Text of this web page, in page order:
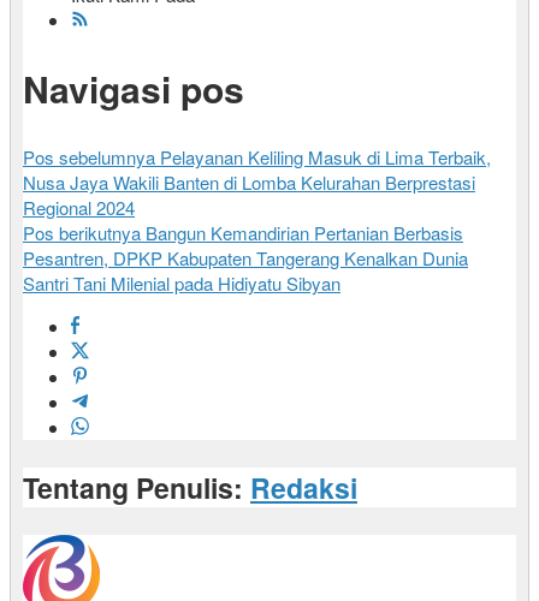
Navigasi pos
Pos sebelumnya Pelayanan Keliling Masuk di Lima Terbaik,
Nusa Jaya Wakili Banten di Lomba Kelurahan Berprestasi
Regional 2024
Pos berikutnya Bangun Kemandirian Pertanian Berbasis
Pesantren, DPKP Kabupaten Tangerang Kenalkan Dunia
Santri Tani Milenial pada Hidiyatu Sibyan
Tentang Penulis: Redaksi